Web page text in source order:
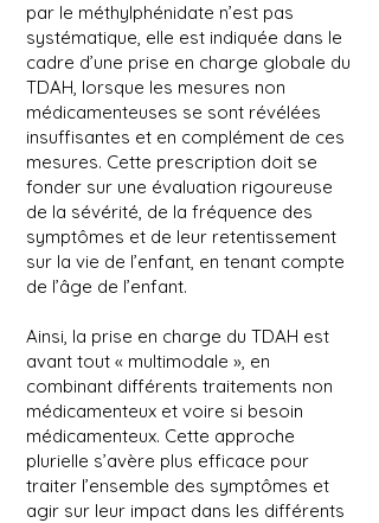
par le méthylphénidate n’est pas
systématique, elle est indiquée dans le
cadre d’une prise en charge globale du
TDAH, lorsque les mesures non
médicamenteuses se sont révélées
insuffisantes et en complément de ces
mesures. Cette prescription doit se
fonder sur une évaluation rigoureuse
de la sévérité, de la fréquence des
symptômes et de leur retentissement
sur la vie de l’enfant, en tenant compte
de l’âge de l’enfant.
Ainsi, la prise en charge du TDAH est
avant tout « multimodale », en
combinant différents traitements non
médicamenteux et voire si besoin
médicamenteux. Cette approche
plurielle s’avère plus efficace pour
traiter l’ensemble des symptômes et
agir sur leur impact dans les différents